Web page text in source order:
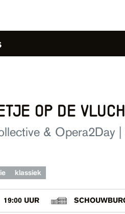
op de
& Opera2Day
klassiek
19:00 UUR